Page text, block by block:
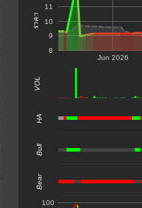
Jun 2026
8
9
10
11
ราคา
VOL
HA
Bull
Bear
100